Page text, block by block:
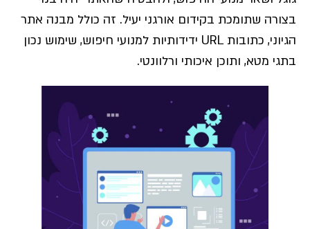
בצורה שתומכת בקידום אורגני יעיל. זה כולל מבנה אתר
הגיוני, כתובות URL ידידותיות למנועי חיפוש, שימוש נכון
בתגי מטא, ותוכן איכותי ורלוונטי.